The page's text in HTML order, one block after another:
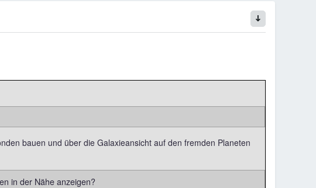
bauen und über die Galaxieansicht auf den fremden Planeten
in der Nähe anzeigen?